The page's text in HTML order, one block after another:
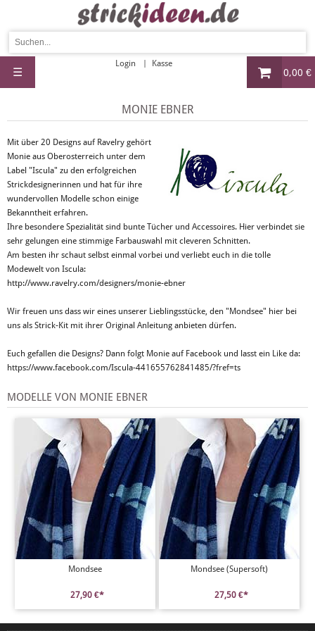
0,00 €
Login Kasse
☰
MONIE EBNER
Mit über 20 Designs auf Ravelry gehört
Monie aus Oberosterreich unter dem
Label "Iscula" zu den erfolgreichen
Strickdesignerinnen und hat für ihre
wundervollen Modelle schon einige
Bekanntheit erfahren.
Ihre besondere Spezialität sind bunte Tücher und Accessoires. Hier verbindet sie
sehr gelungen eine stimmige Farbauswahl mit cleveren Schnitten.
Am besten ihr schaut selbst einmal vorbei und verliebt euch in die tolle
Modewelt von Iscula:
http://www.ravelry.com/designers/monie-ebner
Wir freuen uns dass wir eines unserer Lieblingsstücke, den "Mondsee" hier bei
uns als Strick-Kit mit ihrer Original Anleitung anbieten dürfen.
Euch gefallen die Designs? Dann folgt Monie auf Facebook und lasst ein Like da:
https://www.facebook.com/Iscula-441655762841485/?fref=ts
MODELLE VON MONIE EBNER
Mondsee
27,90 €*
Mondsee (Supersoft)
27,50 €*